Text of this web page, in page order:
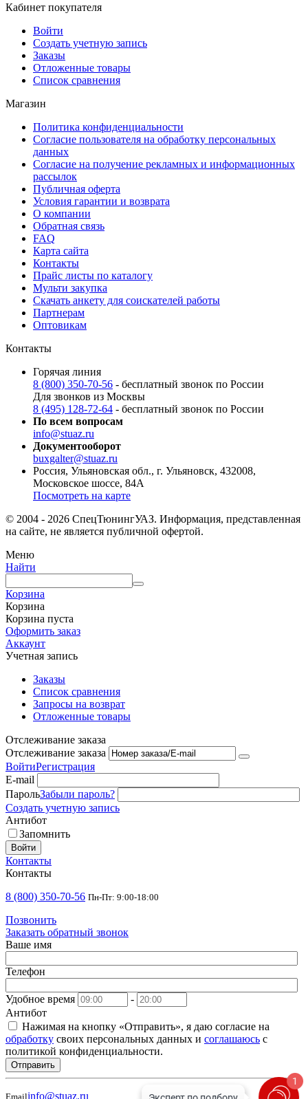
Кабинет покупателя
Войти
Создать учетную запись
Заказы
Отложенные товары
Список сравнения
Магазин
Политика конфиденциальности
Согласие пользователя на обработку персональных
данных
Согласие на получение рекламных и информационных
рассылок
Публичная оферта
Условия гарантии и возврата
О компании
Обратная связь
FAQ
Карта сайта
Контакты
Прайс листы по каталогу
Мульти закупка
Скачать анкету для соискателей работы
Партнерам
Оптовикам
Контакты
Горячая линия
8 (800) 350-70-56 - бесплатный звонок по России
Для звонков из Москвы
8 (495) 128-72-64 - бесплатный звонок по России
По всем вопросам
info@stuaz.ru
Документооборот
buxgalter@stuaz.ru
Россия, Ульяновская обл., г. Ульяновск, 432008,
Московское шоссе, 84А
Посмотреть на карте
© 2004 - 2026 СпецТюнингУАЗ. Информация, представленная
на сайте, не является публичной офертой.
Меню
Найти
Корзина
Корзина
Корзина пуста
Оформить заказ
Аккаунт
Учетная запись
Заказы
Список сравнения
Запросы на возврат
Отложенные товары
Отслеживание заказа
Отслеживание заказа
ВойтиРегистрация
E-mail
ПарольЗабыли пароль?
Создать учетную запись
Антибот
Запомнить
Войти
Контакты
Контакты
8 (800) 350-70-56 Пн-Пт: 9:00-18:00
Позвонить
Заказать обратный звонок
Ваше имя
Телефон
Удобное время
-
Антибот
Нажимая на кнопку «Отправить», я даю согласие на
обработку своих персональных данных и соглашаюсь с
политикой конфиденциальности.
Отправить
Emailinfo@stuaz.ru
1